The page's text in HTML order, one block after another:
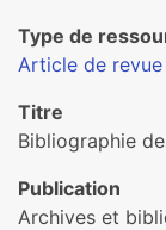
Type de
Article de revue
Titre
Bibliographie
Publication
Archives et